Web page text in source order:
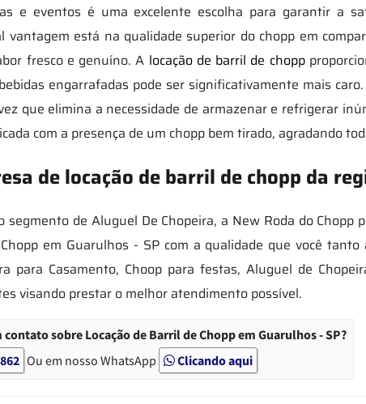
e eventos é uma excelente escolha para garantir a
está na qualidade superior do chopp em
fresco e genuíno. A locação de barril de chopp
engarrafadas pode ser significativamente mais
que elimina a necessidade de armazenar e refrigerar
com a presença de um chopp bem tirado, agradando
de locação de barril de chopp da
de Aluguel De Chopeira, a New Roda do
em Guarulhos - SP com a qualidade que você
para Casamento, Choop para festas, Aluguel de
visando prestar o melhor atendimento possível.
sobre Locação de Barril de Chopp em Guarulhos - SP?
Ou em nosso WhatsApp Clicando aqui